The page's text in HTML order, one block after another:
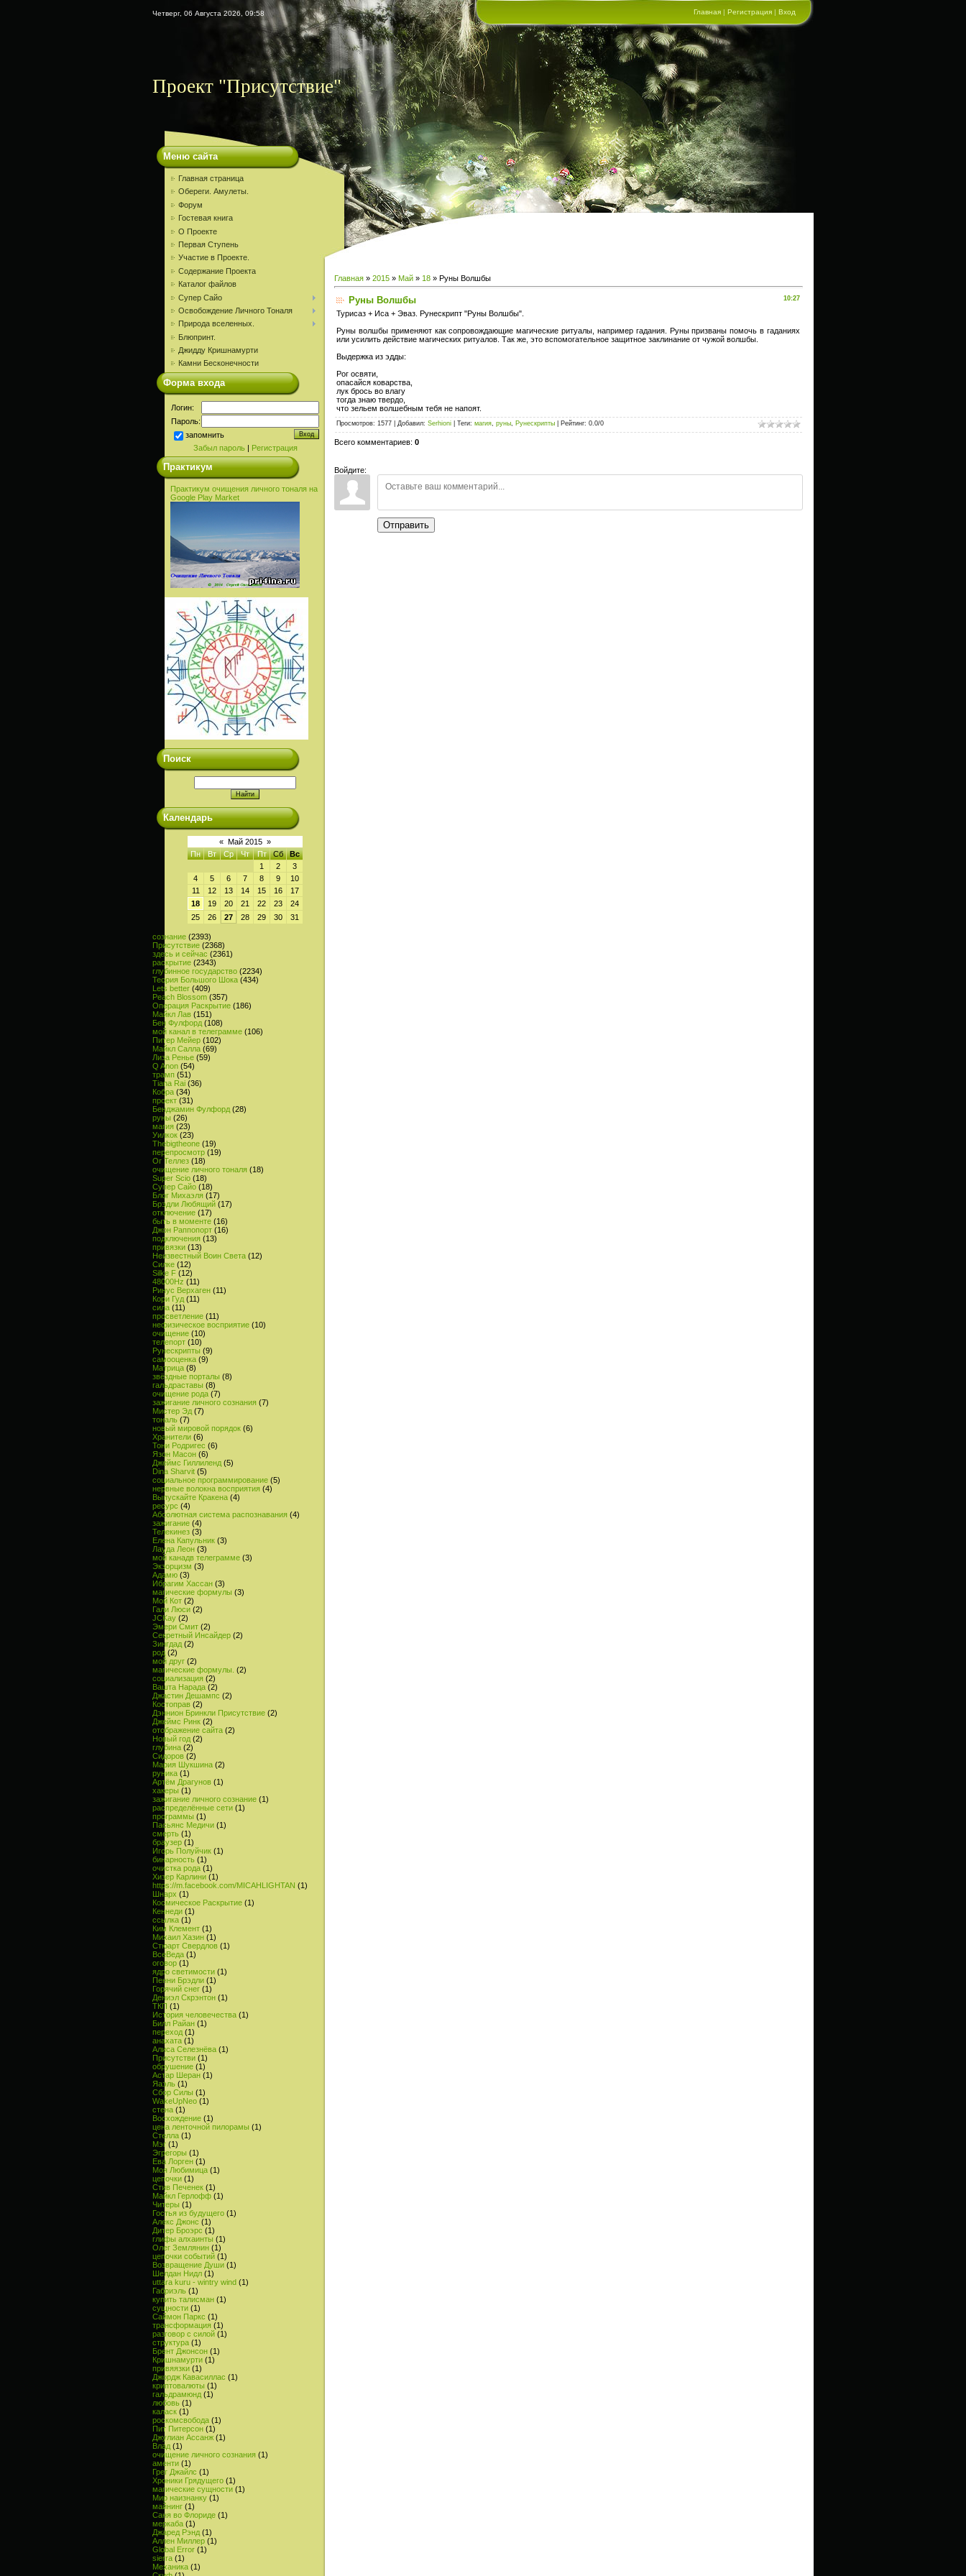
Четверг, 06 Августа 2026, 09:58 Главная | Регистрация | Вход
Проект "Присутствие"
Меню сайта
Главная страница
Обереги. Амулеты.
Форум
Гостевая книга
О Проекте
Первая Ступень
Участие в Проекте.
Содержание Проекта
Каталог файлов
Супер Сайо
Освобождение Личного Тоналя
Природа вселенных.
Блюпринт.
Джидду Кришнамурти
Камни Бесконечности
Форма входа
Логин:
Пароль:
запомнить
Забыл пароль| Регистрация
Практикум
Практикум очищения личного тоналя на
Google Play Market
Поиск
Календарь
« Май 2015 »
Пн
Вт Ср Чт Пт Сб
Вс
1
2
3
4
5 6 7 8 9
10
11
12 13 14 15 16
17
18
19 20 21 22 23
24
25
26 27 28 29 30 31
сознание (2393)
Присутствие (2368)
здесь и сейчас (2361)
раскрытие (2343)
глубинное государство (2234)
Теория Большого Шока (434)
Lets better (409)
Peach Blossom (357)
Операция Раскрытие (186)
Майкл Лав (151)
Бен Фулфорд (108)
мой канал в телеграмме (106)
Питер Мейер (102)
Майкл Салла (69)
Лиза Ренье (59)
Q Anon (54)
трамп (51)
Tiana Rai (36)
Кобра (34)
проект (31)
Бенджамин Фулфорд (28)
руны (26)
магия (23)
Уилкок (23)
Thebigtheone (19)
перепросмотр (19)
Ог Теллез (18)
очищение личного тоналя (18)
Super Scio (18)
Супер Сайо (18)
Блог Михаэля (17)
Брэдли Любящий (17)
отключение (17)
быть в моменте (16)
Джон Раппопорт (16)
подключения (13)
привязки (13)
Неизвестный Воин Света (12)
Силке (12)
Silke F (12)
48000Hz (11)
Ринус Верхаген (11)
Кори Гуд (11)
сила (11)
просветление (11)
нефизическое восприятие (10)
очищение (10)
телепорт (10)
Рунескрипты (9)
самооценка (9)
Матрица (8)
звёздные порталы (8)
гальдраставы (8)
очищение рода (7)
зажигание личного сознания (7)
Мистер Эд (7)
тональ (7)
новый мировой порядок (6)
Хранители (6)
Тони Родригес (6)
Язон Масон (6)
Джеймс Гиллиленд (5)
Dina Sharvit (5)
социальное программирование (5)
нервные волокна восприятия (4)
Выпускайте Кракена (4)
ресурс (4)
Абсолютная система распознавания (4)
зажигание (4)
Телекинез (3)
Елена Капульник (3)
Лауда Леон (3)
мой канадв телеграмме (3)
Экзорцизм (3)
Адамю (3)
Ибрагим Хассан (3)
магические формулы (3)
Мой Кот (2)
Гали Люси (2)
JCKay (2)
Эмери Смит (2)
Секретный Инсайдер (2)
Зингдад (2)
род (2)
мой друг (2)
магические формулы. (2)
социализация (2)
Вашта Нарада (2)
Джастин Дешампс (2)
Костоправ (2)
Дэннион Бринкли Присутствие (2)
Джеймс Ринк (2)
отображение сайта (2)
Новый год (2)
глубина (2)
Сидоров (2)
Мария Шукшина (2)
руника (1)
Артём Драгунов (1)
хакеры (1)
зажигание личного сознание (1)
распределённые сети (1)
программы (1)
Пасьянс Медичи (1)
смерть (1)
браузер (1)
Игорь Полуйчик (1)
бинарность (1)
очистка рода (1)
Хизер Карлини (1)
https://m.facebook.com/MICAHLIGHTAN (1)
Шнарх (1)
Космическое Раскрытие (1)
Кеннеди (1)
ссылка (1)
Ким Клемент (1)
Михаил Хазин (1)
Стюарт Свердлов (1)
ВсеВеда (1)
оговор (1)
ядро светимости (1)
Пенни Брэдли (1)
Горячий снег (1)
Дениэл Скрэнтон (1)
ТКП (1)
История человечества (1)
Билл Райан (1)
переход (1)
анахата (1)
Алиса Селезнёва (1)
Присутстви (1)
обрушение (1)
Астар Шеран (1)
Яаэль (1)
Сбор Силы (1)
WakeUpNeo (1)
стена (1)
Восхождение (1)
цена ленточной пилорамы (1)
Стелла (1)
Мэг (1)
Эгрегоры (1)
Ева Лорген (1)
Моя Любимица (1)
цепочки (1)
Стив Печенек (1)
Майкл Герлофф (1)
Читеры (1)
Гостья из будущего (1)
Алекс Джонс (1)
Дитер Броэрс (1)
глифы алхаинты (1)
Олег Землянин (1)
цепочки событий (1)
Возвращение Души (1)
Шелдан Нидл (1)
uttara kuru - wintry wind (1)
Габриэль (1)
купить талисман (1)
сущности (1)
Саймон Паркс (1)
трансформация (1)
разговор с силой (1)
структура (1)
Брент Джонсон (1)
Кришнамурти (1)
привяязки (1)
Джордж Кавасиллас (1)
криптовалюты (1)
гальдрамюнд (1)
любовь (1)
каласк (1)
роскомсвобода (1)
Пит Питерсон (1)
Джулиан Ассанж (1)
Влад (1)
очищение личного сознания (1)
аменти (1)
Грег Джайлс (1)
Хроники Грядущего (1)
магические сущности (1)
Мир наизнанку (1)
майнинг (1)
Саня во Флориде (1)
меркаба (1)
Джаред Рэнд (1)
Аллен Миллер (1)
Global Error (1)
sierra (1)
Механика (1)
Главная » 2015 » Май » 18 » Руны Волшбы
10:27
Руны Волшбы
Турисаз + Иса + Эваз. Рунескрипт "Руны Волшбы".
Руны волшбы применяют как сопровождающие магические ритуалы, например гадания. Руны призваны помочь в гаданиях
или усилить действие магических ритуалов. Так же, это вспомогательное защитное заклинание от чужой волшбы.
Выдержка из эдды:
Рог освяти,
опасайся коварства,
лук брось во влагу
тогда знаю твердо,
что зельем волшебным тебя не напоят.
Просмотров: 1577 Добавил: Serhioni Теги: магия руны Рунескрипты Рейтинг: 0.0/0
Всего комментариев: 0
Войдите:
Отправить